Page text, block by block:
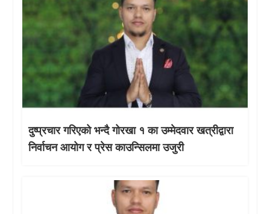
दुष्प्रचार गरिएको भन्दै गोरखा १ का उम्मेदवार खत्रीद्वारा
निर्वाचन आयोग र प्रेस काउन्सिलमा उजुरी